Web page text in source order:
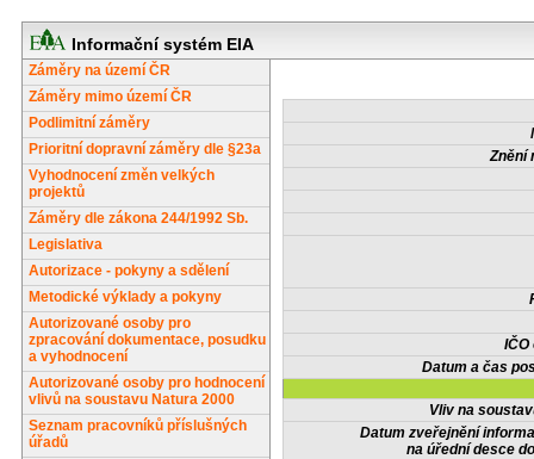
Informační systém EIA
Záměry na území ČR
Záměry mimo území ČR
Podlimitní záměry
Prioritní dopravní záměry dle §23a
Vyhodnocení změn velkých
projektů
Záměry dle zákona 244/1992 Sb.
Legislativa
Autorizace - pokyny a sdělení
Metodické výklady a pokyny
Autorizované osoby pro
zpracování dokumentace, posudku
a vyhodnocení
Autorizované osoby pro hodnocení
vlivů na soustavu Natura 2000
Seznam pracovníků příslušných
úřadů
Znění
IČO
Datum a čas
Vliv na
Datum zveřejnění
na úřední desce